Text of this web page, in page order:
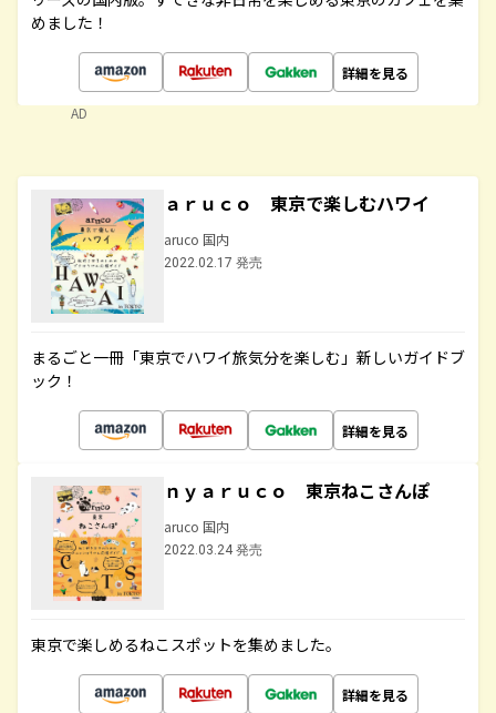
めました！
詳細を見る
AD
ａｒｕｃｏ 東京で楽しむハワイ
aruco 国内
2022.02.17 発売
まるごと一冊「東京でハワイ旅気分を楽しむ」新しいガイドブ
ック！
詳細を見る
ｎｙａｒｕｃｏ 東京ねこさんぽ
aruco 国内
2022.03.24 発売
東京で楽しめるねこスポットを集めました。
詳細を見る